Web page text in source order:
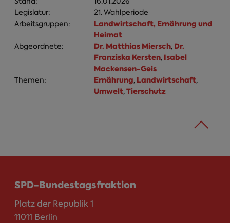
Legislatur:
21. Wahlperiode
Arbeitsgruppen:
Landwirtschaft, Ernährung und
Heimat
Abgeordnete: Dr. Matthias Miersch, Dr.
Franziska Kersten, Isabel
Mackensen-Geis
Themen: Ernährung, Landwirtschaft,
Umwelt,Tierschutz
SPD-Bundestagsfraktion
Platz der Republik 1
11011 Berlin